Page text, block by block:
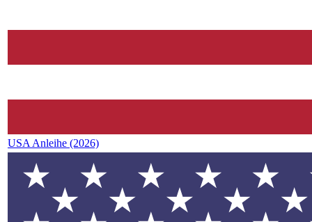
USA Anleihe (2026)